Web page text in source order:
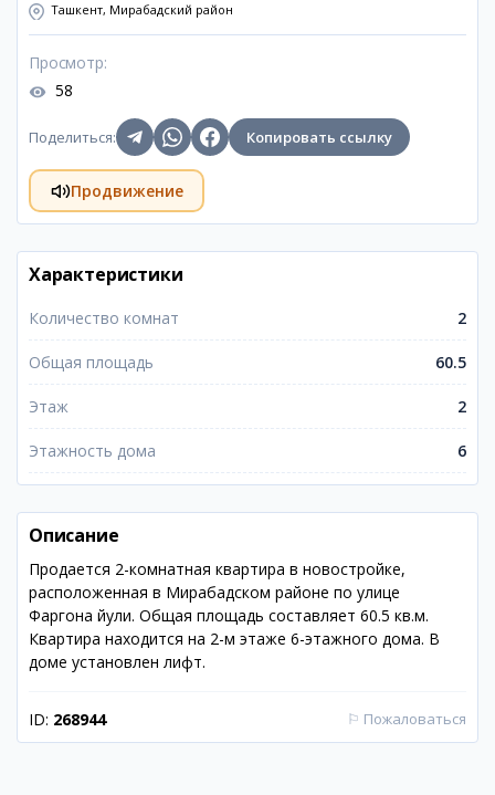
Ташкент, Мирабадский район
Просмотр:
58
Поделиться: Копировать ссылку
Продвижение
Характеристики
Количество комнат 2
Общая площадь 60.5
Этаж 2
Этажность дома 6
Описание
Продается 2-комнатная квартира в новостройке,
расположенная в Мирабадском районе по улице
Фаргона йули. Общая площадь составляет 60.5 кв.м.
Квартира находится на 2-м этаже 6-этажного дома. В
доме установлен лифт.
ID: 268944 ⚐ Пожаловаться